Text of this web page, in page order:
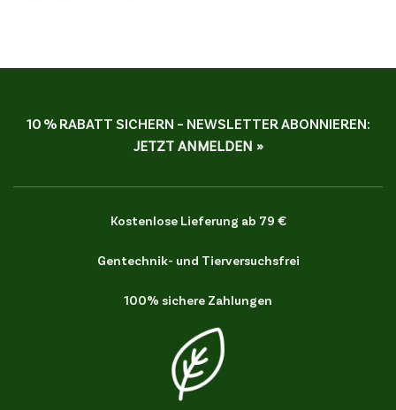
10 % RABATT SICHERN – NEWSLETTER ABONNIEREN:
JETZT ANMELDEN »
Kostenlose Lieferung ab 79 €
Gentechnik- und Tierversuchsfrei
100% sichere Zahlungen